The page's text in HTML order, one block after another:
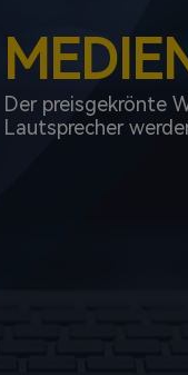
Der preisgekrönte
Lautsprecher